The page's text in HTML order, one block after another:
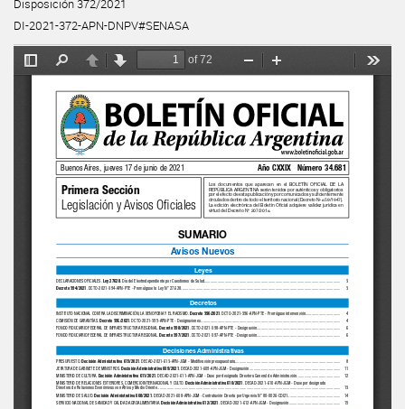
Disposición 372/2021
DI-2021-372-APN-DNPV#SENASA